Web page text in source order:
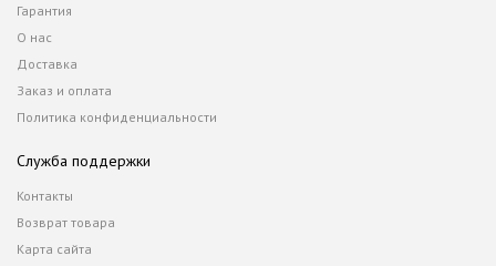
Гарантия
О нас
Доставка
Заказ и оплата
Политика конфиденциальности
Служба поддержки
Контакты
Возврат товара
Карта сайта